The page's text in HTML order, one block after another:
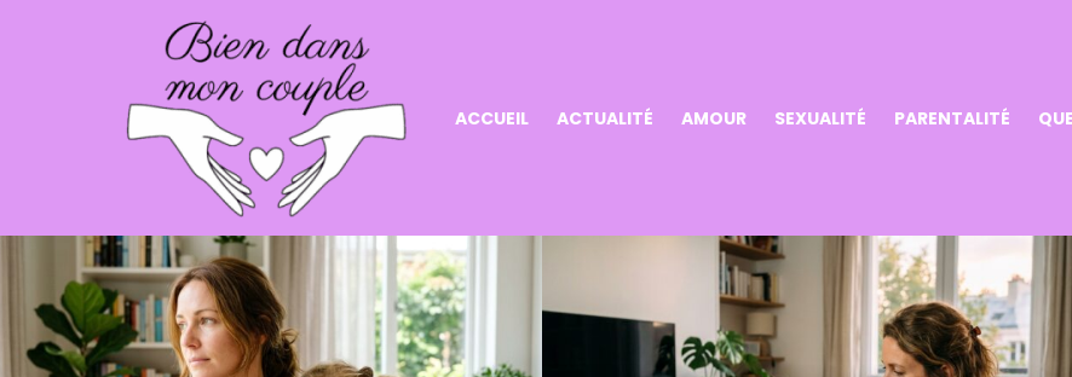
ACCUEIL ACTUALITÉ AMOUR SEXUALITÉ PARENTALITÉ
ARTICLES